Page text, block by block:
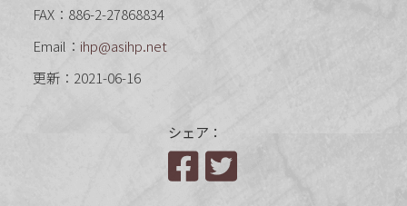
FAX：886-2-27868834
Email： ihp@asihp.net
更新：2021-06-16
シェア：
Facebook